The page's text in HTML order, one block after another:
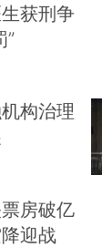
获刑争
”
构治理
房破亿
迎战